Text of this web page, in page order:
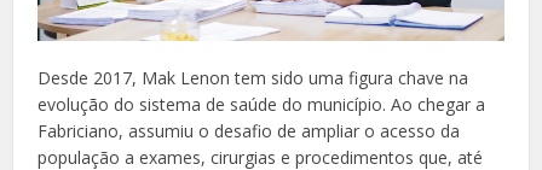
Desde 2017, Mak Lenon tem sido uma figura chave na
evolução do sistema de saúde do município. Ao chegar a
Fabriciano, assumiu o desafio de ampliar o acesso da
população a exames, cirurgias e procedimentos que, até